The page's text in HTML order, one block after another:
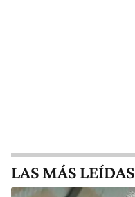
LAS MÁS LEÍDAS